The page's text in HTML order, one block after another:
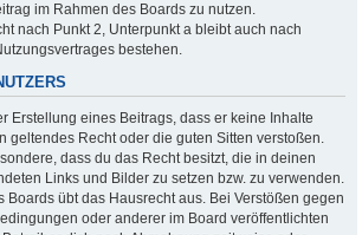
im Rahmen des Boards zu nutzen.
nach Punkt 2, Unterpunkt a bleibt auch nach
bestehen.
Erstellung eines Beitrags, dass er keine Inhalte
geltendes Recht oder die guten Sitten verstoßen.
dass du das Recht besitzt, die in deinen
Links und Bilder zu setzen bzw. zu verwenden.
Boards übt das Hausrecht aus. Bei Verstößen gegen
oder anderer im Board veröffentlichten